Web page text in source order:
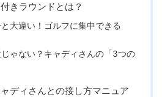
きラウンドとは？
大違い！ゴルフに集中できる
ゃない？キャディさんの「3つの
ディさんとの接し方マニュア